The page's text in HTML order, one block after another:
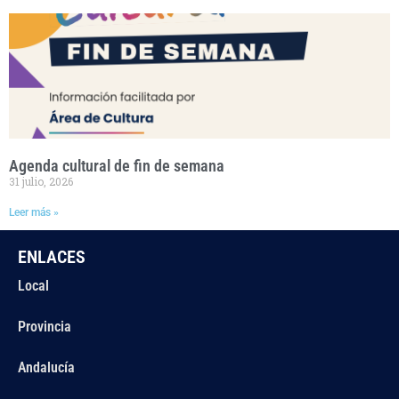
Agenda cultural de fin de semana
31 julio, 2026
Leer más »
ENLACES
Local
Provincia
Andalucía